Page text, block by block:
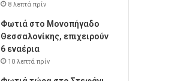
8 λεπτά πρίν
Φωτιά στο Μονοπήγαδο
Θεσσαλονίκης, επιχειρούν
6 εναέρια
10 λεπτά πρίν